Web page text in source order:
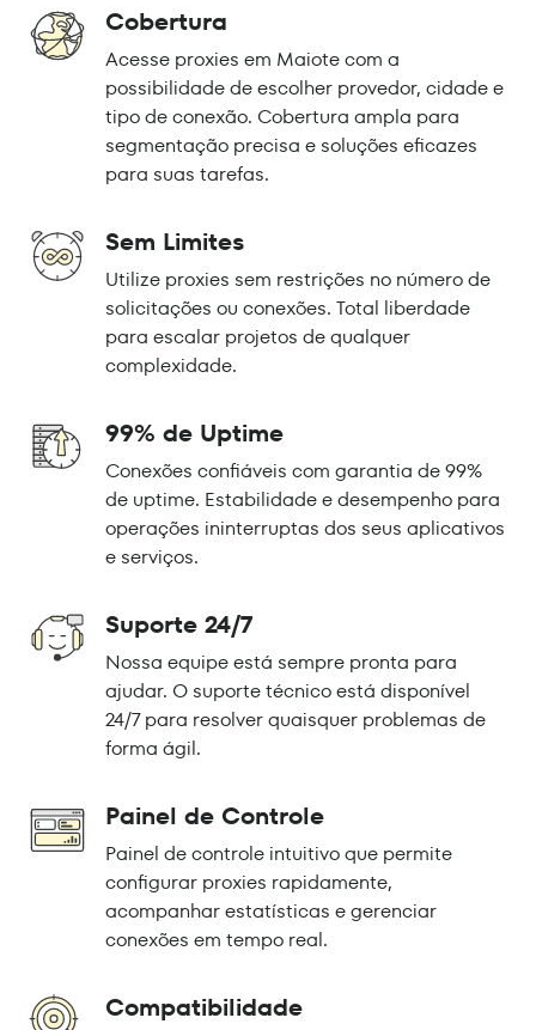
Cobertura
Acesse proxies em Maiote com a
possibilidade de escolher provedor, cidade e
tipo de conexão. Cobertura ampla para
segmentação precisa e soluções eficazes
para suas tarefas.
Sem Limites
Utilize proxies sem restrições no número de
solicitações ou conexões. Total liberdade
para escalar projetos de qualquer
complexidade.
99% de Uptime
Conexões confiáveis com garantia de 99%
de uptime. Estabilidade e desempenho para
operações ininterruptas dos seus aplicativos
e serviços.
Suporte 24/7
Nossa equipe está sempre pronta para
ajudar. O suporte técnico está disponível
24/7 para resolver quaisquer problemas de
forma ágil.
Painel de Controle
Painel de controle intuitivo que permite
configurar proxies rapidamente,
acompanhar estatísticas e gerenciar
conexões em tempo real.
Compatibilidade